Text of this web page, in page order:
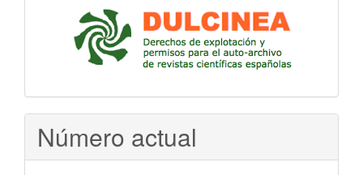
Número actual